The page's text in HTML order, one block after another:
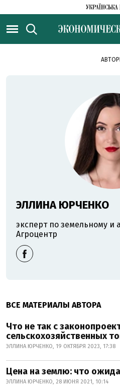
ЭЛЛИНА ЮРЧЕНКО
эксперт по земельному и
Агроцентр
ВСЕ МАТЕРИАЛЫ АВТОРА
Что не так с
сельскохозяйственных
ЭЛЛИНА ЮРЧЕНКО, 19 ОКТЯБРЯ 2023, 17:38
Цена на землю: что
ЭЛЛИНА ЮРЧЕНКО, 28 ИЮНЯ 2021, 10:14